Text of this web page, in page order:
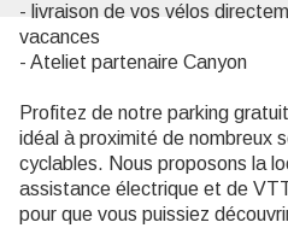
- livraison de vos vélos
vacances
- Ateliet partenaire Canyon
Profitez de notre parking
idéal à proximité de nombreux
cyclables. Nous proposons la
assistance électrique et de
pour que vous puissiez